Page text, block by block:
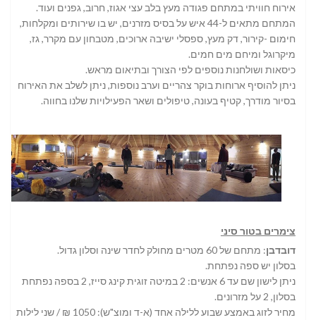
אירוח חוויתי במתחם פגודה מעץ בלב עצי אגוז, חרוב, גפנים ועוד.
המתחם מתאים ל-44 איש על בסיס מזרנים, יש בו שירותים ומקלחות,
חימום -קירור, דק מעץ, ספסלי ישיבה ארוכים, מטבחון עם מקרר, גז,
מיקרוגל ומיחם מים חמים.
כיסאות ושולחנות נוספים לפי הצורך ובתיאום מראש.
ניתן להוסיף ארוחות בוקר צהריים וערב נוספות, ניתן לשלב את האירוח
בסיור מודרך, קטיף בעונה, טיפולים ושאר הפעילויות שלנו בחווה.
צימרים בטור סיני
דובדבן: מתחם של 60 מטרים מחולק לחדר שינה וסלון גדול.
בסלון יש ספה נפתחת.
ניתן לישון שם עד 6 אנשים: 2 במיטה זוגית קינג סייז, 2 בספה נפתחת
בסלון, 2 על מזרונים.
מחיר לזוג באמצע שבוע ללילה אחד (א-ד ומוצ"ש): 1050 ₪ / שני לילות